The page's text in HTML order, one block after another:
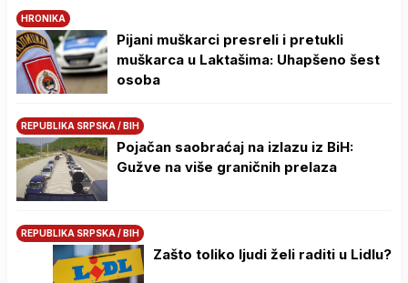
HRONIKA
Pijani muškarci presreli i pretukli
muškarca u Laktašima: Uhapšeno šest
osoba
REPUBLIKA SRPSKA / BIH
Pojačan saobraćaj na izlazu iz BiH:
Gužve na više graničnih prelaza
REPUBLIKA SRPSKA / BIH
Zašto toliko ljudi želi raditi u Lidlu?